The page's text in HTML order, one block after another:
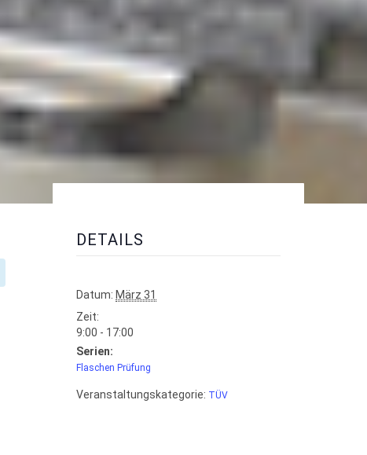
DETAILS
Datum: März 31
Zeit:
9:00 - 17:00
Serien:
Flaschen Prüfung
Veranstaltungskategorie: TÜV